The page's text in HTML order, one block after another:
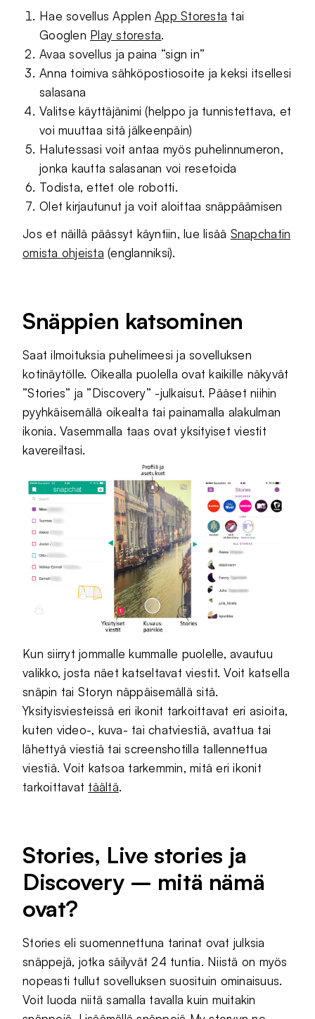
Hae sovellus ApplenApp Storesta tai
Googlen Play storesta.
Avaa sovellus ja paina “sign in”
Anna toimiva sähköpostiosoite ja keksi itsellesi
salasana
Valitse käyttäjänimi (helppo ja tunnistettava, et
voi muuttaa sitä jälkeenpäin)
Halutessasi voit antaa myös puhelinnumeron,
jonka kautta salasanan voi resetoida
Todista, ettet ole robotti.
Olet kirjautunut ja voit aloittaa snäppäämisen
Jos et näillä päässyt käyntiin, lue lisää Snapchatin
omista ohjeista (englanniksi).
Snäppien katsominen
Saat ilmoituksia puhelimeesi ja sovelluksen
kotinäytölle. Oikealla puolella ovat kaikille näkyvät
”Stories” ja ”Discovery” -julkaisut. Pääset niihin
pyyhkäisemällä oikealta tai painamalla alakulman
ikonia. Vasemmalla taas ovat yksityiset viestit
kavereiltasi.
Kun siirryt jommalle kummalle puolelle, avautuu
valikko, josta näet katseltavat viestit. Voit katsella
snäpin tai Storyn näppäisemällä sitä.
Yksityisviesteissä eri ikonit tarkoittavat eri asioita,
kuten video-, kuva- tai chatviestiä, avattua tai
lähettyä viestiä tai screenshotilla tallennettua
viestiä. Voit katsoa tarkemmin, mitä eri ikonit
tarkoittavat täältä.
Stories, Live stories ja
Discovery – mitä nämä
ovat?
Stories eli suomennettuna tarinat ovat julksia
snäppejä, jotka säilyvät 24 tuntia. Niistä on myös
nopeasti tullut sovelluksen suosituin ominaisuus.
Voit luoda niitä samalla tavalla kuin muitakin